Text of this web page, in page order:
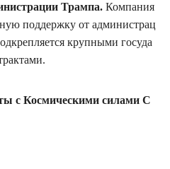
Трампа. Компания
поддержку от администрац
крупными госуда
с Космическими силами С